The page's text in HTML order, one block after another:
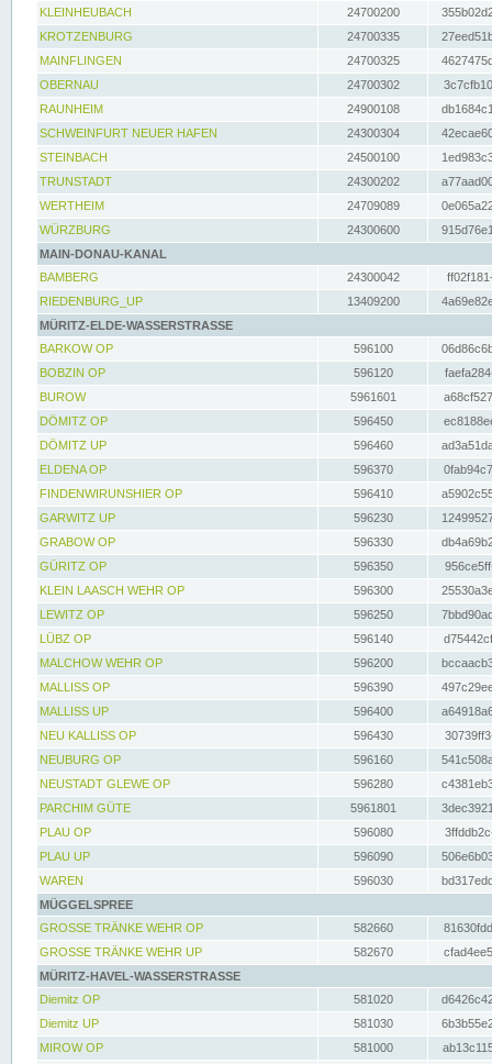
KLEINHEUBACH 24700200
KROTZENBURG
24700335
MAINFLINGEN
24700325
OBERNAU
24700302
RAUNHEIM
24900108
SCHWEINFURT NEUER HAFEN
24300304
STEINBACH
24500100
TRUNSTADT
24300202
WERTHEIM
24709089
WÜRZBURG
24300600
MAIN-DONAU-KANAL
BAMBERG
24300042
RIEDENBURG_UP
13409200
MÜRITZ-ELDE-WASSERSTRASSE
BARKOW OP
596100
BOBZIN OP
596120
BUROW
5961601
DÖMITZ OP
596450
DÖMITZ UP
596460
ELDENA OP
596370
FINDENWIRUNSHIER OP
596410
GARWITZ UP
596230
GRABOW OP
596330
GÜRITZ OP
596350
KLEIN LAASCH WEHR OP
596300
LEWITZ OP
596250
LÜBZ OP
596140
MALCHOW WEHR OP
596200
MALLISS OP
596390
MALLISS UP
596400
NEU KALLISS OP
596430
NEUBURG OP
596160
NEUSTADT GLEWE OP
596280
PARCHIM GÜTE
5961801
PLAU OP
596080
PLAU UP
596090
WAREN
596030
MÜGGELSPREE
GROSSE TRÄNKE WEHR OP
582660
GROSSE TRÄNKE WEHR UP
582670
MÜRITZ-HAVEL-WASSERSTRASSE
Diemitz OP
581020
Diemitz UP
581030
MIROW OP
581000